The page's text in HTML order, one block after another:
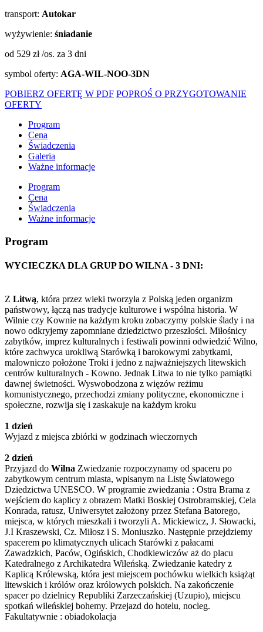
transport: Autokar
wyżywienie: śniadanie
od 529 zł /os. za 3 dni
symbol oferty: AGA-WIL-NOO-3DN
POBIERZ OFERTĘ W PDF POPROŚ O PRZYGOTOWANIE
OFERTY
Program
Cena
Świadczenia
Galeria
Ważne informacje
Program
Cena
Świadczenia
Ważne informacje
Program
WYCIECZKA DLA GRUP DO WILNA - 3 DNI:
Z Litwą, która przez wieki tworzyła z Polską jeden organizm
państwowy, łączą nas tradycje kulturowe i wspólna historia. W
Wilnie czy Kownie na każdym kroku zobaczymy polskie ślady i na
nowo odkryjemy zapomniane dziedzictwo przeszłości. Miłośnicy
zabytków, imprez kulturalnych i festiwali powinni odwiedzić Wilno,
które zachwyca urokliwą Starówką i barokowymi zabytkami,
malowniczo położone Troki i jedno z najważniejszych litewskich
centrów kulturalnych - Kowno. Jednak Litwa to nie tylko pamiątki
dawnej świetności. Wyswobodzona z więzów reżimu
komunistycznego, przechodzi zmiany polityczne, ekonomiczne i
społeczne, rozwija się i zaskakuje na każdym kroku
1 dzień
Wyjazd z miejsca zbiórki w godzinach wieczornych
2 dzień
Przyjazd do Wilna Zwiedzanie rozpoczynamy od spaceru po
zabytkowym centrum miasta, wpisanym na Listę Światowego
Dziedzictwa UNESCO. W programie zwiedzania : Ostra Brama z
wejściem do kaplicy z obrazem Matki Boskiej Ostrobramskiej, Cela
Konrada, ratusz, Uniwersytet założony przez Stefana Batorego,
miejsca, w których mieszkali i tworzyli A. Mickiewicz, J. Słowacki,
J.I Kraszewski, Cz. Miłosz i S. Moniuszko. Następnie przejdziemy
spacerem po klimatycznych ulicach Starówki z pałacami
Zawadzkich, Paców, Ogińskich, Chodkiewiczów aż do placu
Katedralnego z Archikatedra Wileńską. Zwiedzanie katedry z
Kaplicą Królewską, która jest miejscem pochówku wielkich książąt
litewskich i królów oraz królowych polskich. Na zakończenie
spacer po dzielnicy Republiki Zarzeczańskiej (Uzupio), miejscu
spotkań wileńskiej bohemy. Przejazd do hotelu, nocleg.
Fakultatywnie : obiadokolacja